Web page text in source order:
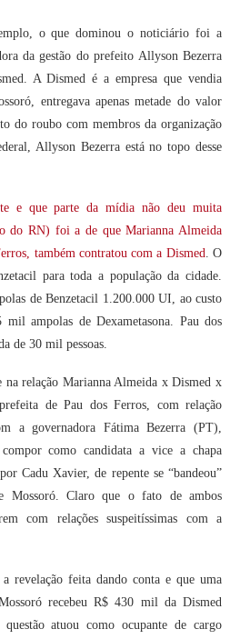
o que dominou o noticiário foi a
da gestão do prefeito Allyson Bezerra
A Dismed é a empresa que vendia
entregava apenas metade do valor
do roubo com membros da organização
Allyson Bezerra está no topo desse
e que parte da mídia não deu muita
do RN) foi a de que Marianna Almeida
também contratou com a Dismed
. O
para toda a população da cidade.
de Benzetacil 1.200.000 UI, ao custo
ampolas de Dexametasona. Pau dos
de 30 mil pessoas.
na relação Marianna Almeida x Dismed x
de Pau dos Ferros, com relação
a governadora Fátima Bezerra (PT),
como candidata a vice a chapa
Cadu Xavier, de repente se “bandeou”
Mossoró. Claro que o fato de ambos
com relações suspeitíssimas com a
revelação feita dando conta e que uma
recebeu R$ 430 mil da Dismed
atuou como ocupante de cargo